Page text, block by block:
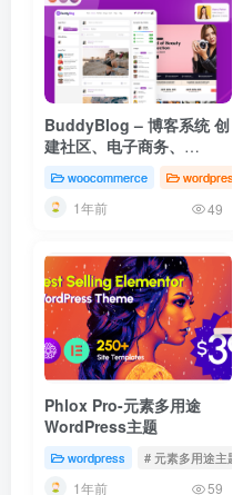
BuddyBlog – 博客系统 创
建社区、电子商务、
BuddyPress Creating
Communit WordPress 主
题
woocommerce wordpress
1年前 49
Phlox Pro-元素多用途
WordPress主题
wordpress # 元素多用途主题
1年前 59